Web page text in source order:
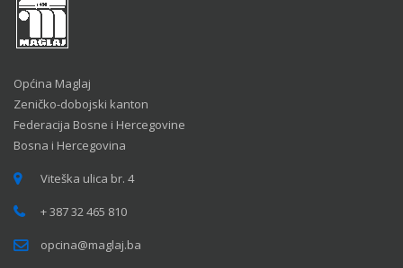
Općina Maglaj
Zeničko-dobojski kanton
Federacija Bosne i Hercegovine
Bosna i Hercegovina
Viteška ulica br. 4
+ 387 32 465 810
opcina@maglaj.ba